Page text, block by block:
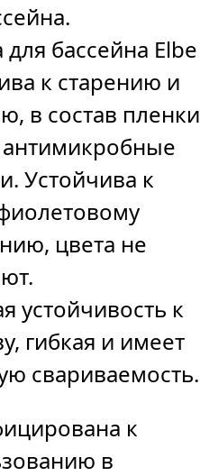
бассейна Elbe
к старению и
в состав пленки
антимикробные
Устойчива к
цвета не
устойчивость к
гибкая и имеет
свариваемость.
к
в